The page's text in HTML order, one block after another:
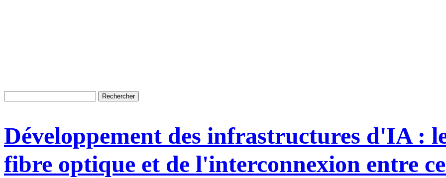
Développement des infrastructures d'IA :
fibre optique et de l'interconnexion entre